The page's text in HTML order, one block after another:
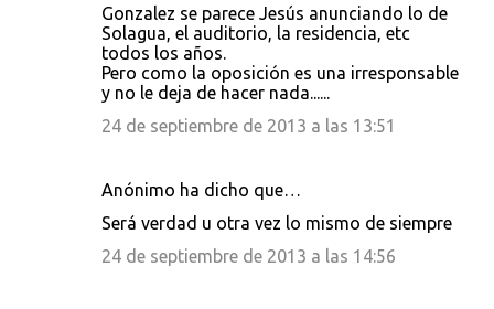
Gonzalez se parece Jesús anunciando lo de
Solagua, el auditorio, la residencia, etc
todos los años.
Pero como la oposición es una irresponsable
y no le deja de hacer nada......
24 de septiembre de 2013 a las 13:51
Anónimo ha dicho que…
Será verdad u otra vez lo mismo de siempre
24 de septiembre de 2013 a las 14:56